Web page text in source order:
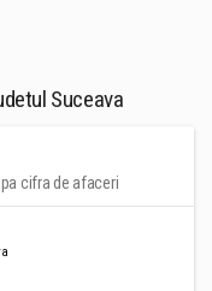
Suceava
cifra de afaceri